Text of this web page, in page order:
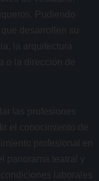
Pudiendo
desarrollen su
la arquitectura
o la dirección de
las profesiones
el conocimiento de
profesional en
panorama teatral y
laborales